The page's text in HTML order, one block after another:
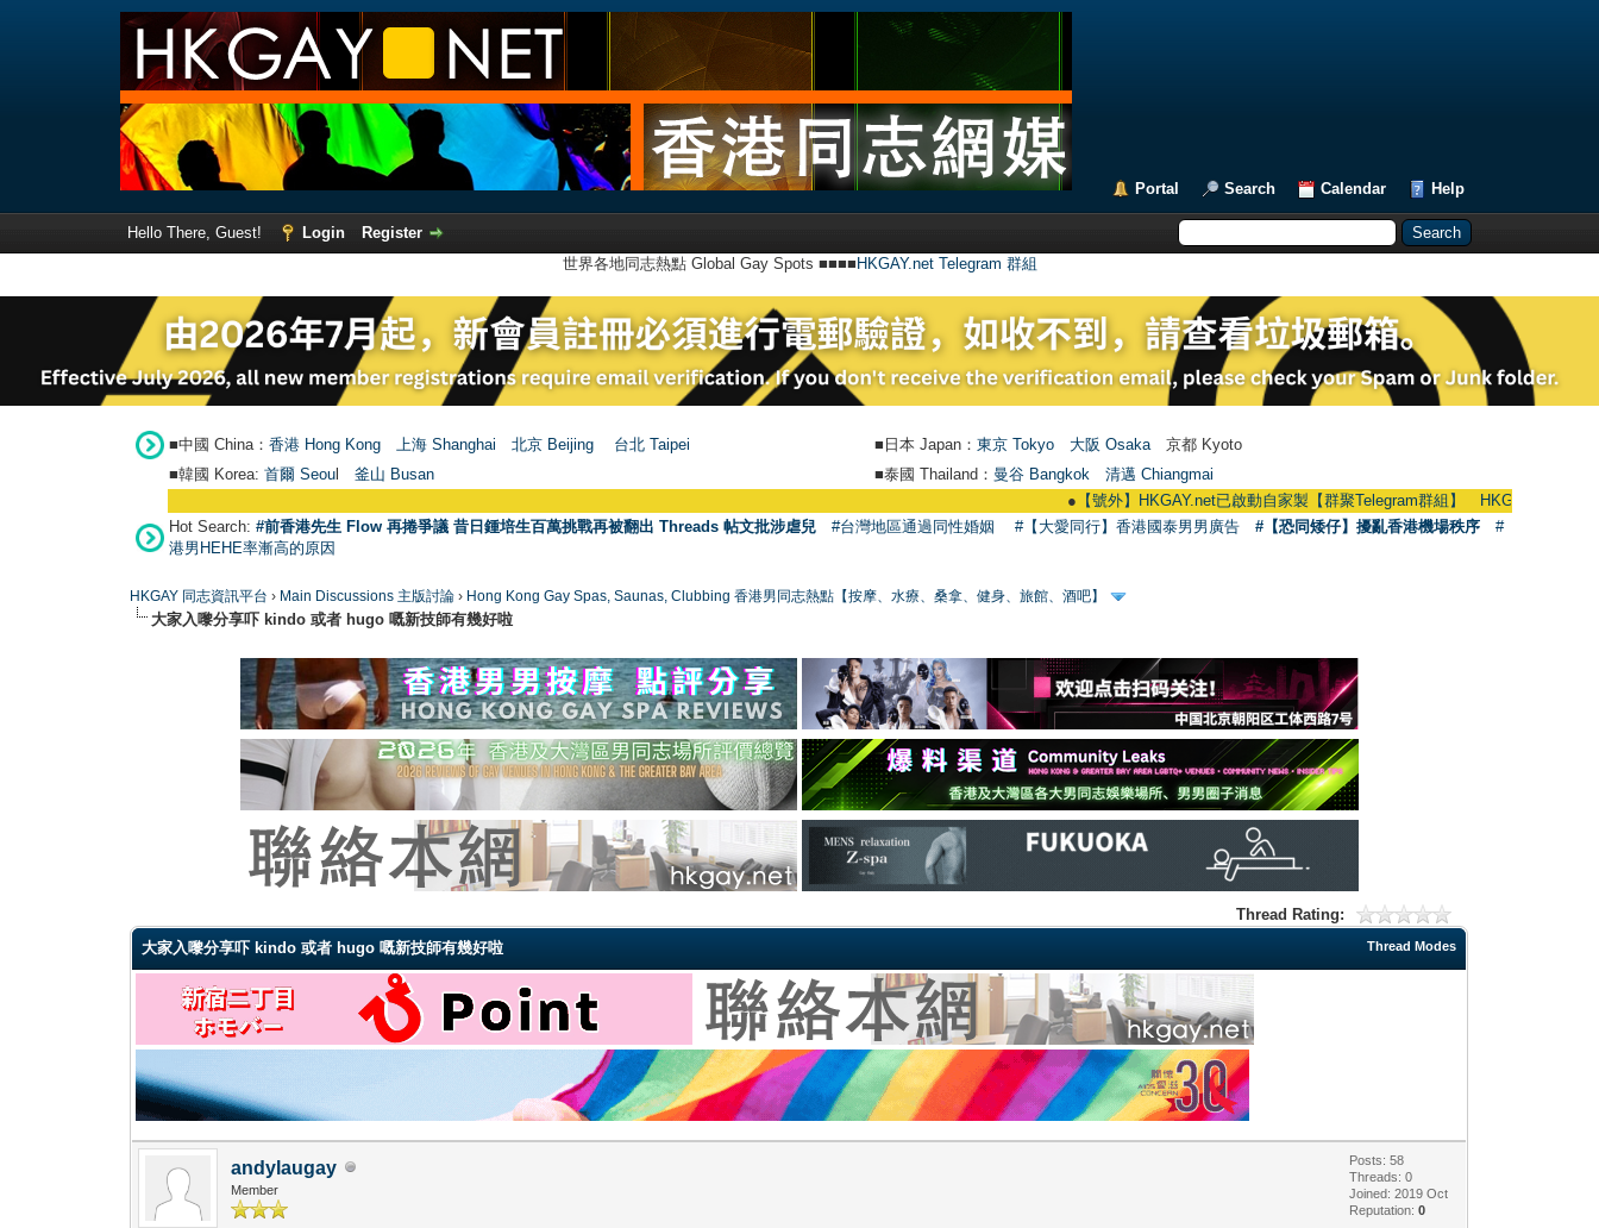
Portal Search Calendar Help
Hello There, Guest! Login
Register
世界各地同志熱點 Global Gay Spots ■■■■ HKGAY.net Telegram 群組
■中國 China： 香港 Hong Kong 上海 Shanghai 北京 Beijing 台北 Taipei ■日本 Japan： 東京 Tokyo 大阪 Osaka 京都 Kyoto
■韓國 Korea: 首爾 Seou 釜山 Busan ■泰國 Thailand： 曼谷 Bangkok
清邁 Chiangmai
【號外】HKGAY.net已啟動自家製【群聚Telegram群組】 HKGAY.net has
Hot Search: #前香港先生 Flow 再捲爭議 昔日鍾培生百萬挑戰再被翻出 Threads 帖文批涉虐兒 #台灣地區通過同性婚姻 #【大愛同行】香港國泰男男廣告 #【恐同矮仔】擾亂香港機場秩序
#
港男HEHE率漸高的原因
HKGAY 同志資訊平台 › Main Discussions 主版討論 › Hong Kong Gay Spas, Saunas, Clubbing 香港男同志熱點【按摩、水療、桑拿、健身、旅館、酒吧】
大家入嚟分享吓 kindo 或者 hugo 嘅新技師有幾好啦
Thread Rating:
Thread Modes
大家入嚟分享吓 kindo 或者 hugo 嘅新技師有幾好啦
andylaugay
Member
Posts: 58
Threads: 0
Joined: 2019 Oct
Reputation:0